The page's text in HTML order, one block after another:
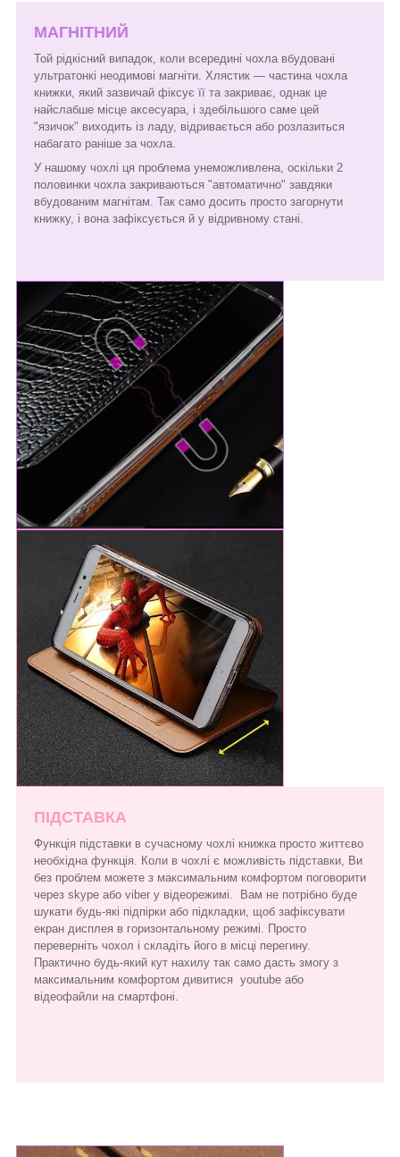
МАГНІТНИЙ
Той рідкісний випадок, коли всередині чохла вбудовані
ультратонкі неодимові магніти. Хлястик — частина чохла
книжки, який зазвичай фіксує її та закриває, однак це
найслабше місце аксесуара, і здебільшого саме цей
"язичок" виходить із ладу, відривається або розлазиться
набагато раніше за чохла.
У нашому чохлі ця проблема унеможливлена, оскільки 2
половинки чохла закриваються "автоматично" завдяки
вбудованим магнітам. Так само досить просто загорнути
книжку, і вона зафіксується й у відривному стані.
ПІДСТАВКА
Функція підставки в сучасному чохлі книжка просто життєво
необхідна функція. Коли в чохлі є можливість підставки, Ви
без проблем можете з максимальним комфортом поговорити
через skype або viber у відеорежимі. Вам не потрібно буде
шукати будь-які підпірки або підкладки, щоб зафіксувати
екран дисплея в горизонтальному режимі. Просто
переверніть чохол і складіть його в місці перегину.
Практично будь-який кут нахилу так само дасть змогу з
максимальним комфортом дивитися youtube або
відеофайли на смартфоні.